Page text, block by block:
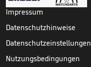
Impressum
Datenschutzhinweise
Datenschutzeinstellungen
Nutzungsbedingungen